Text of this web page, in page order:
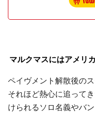
マルクマスにはアメリ
ペイヴメント解散後の
それほど熱心に追って
けられるソロ名義やバ